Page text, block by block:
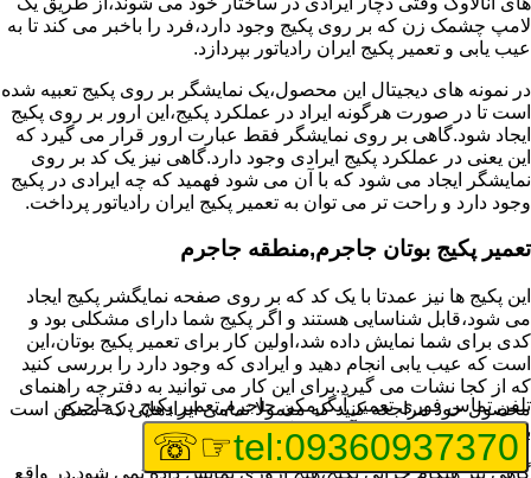
لامپ چشمک زن که بر روی پکیج وجود دارد،فرد را باخبر می کند تا به
عیب یابی و تعمیر پکیج ایران رادیاتور بپردازد.
در نمونه های دیجیتال این محصول،یک نمایشگر بر روی پکیج تعبیه شده
است تا در صورت هرگونه ایراد در عملکرد پکیج،این ارور بر روی پکیج
ایجاد شود.گاهی بر روی نمایشگر فقط عبارت ارور قرار می گیرد که
این یعنی در عملکرد پکیج ایرادی وجود دارد.گاهی نیز یک کد بر روی
نمایشگر ایجاد می شود که با آن می شود فهمید که چه ایرادی در پکیج
وجود دارد و راحت تر می توان به تعمیر پکیج ایران رادیاتور پرداخت.
تعمیر پکیج بوتان جاجرم,منطقه جاجرم
این پکیج ها نیز عمدتا با یک کد که بر روی صفحه نمایگشر پکیج ایجاد
می شود،قابل شناسایی هستند و اگر پکیج شما دارای مشکلی بود و
کدی برای شما نمایش داده شد،اولین کار برای تعمیر پکیج بوتان،این
است که عیب یابی انجام دهید و ایرادی که وجود دارد را بررسی کنید
که از کجا نشات می گیرد.برای این کار می توانید به دفترچه راهنمای
محصول خود مراجعه کنید که معمولا تمامی ایرادهایی که ممکن است
برای پکیج پیش بیاید در آن قرار گرفته است.
گاهی نیز هنگام خرابی پکیج،هیچ اروری نمایش داده نمی شود.در واقع
تلفن تماس فوریتعمیر آبگرمکن جاجرم,تعمیر پکیج در جاجرم
tel:09360937370
☞☏